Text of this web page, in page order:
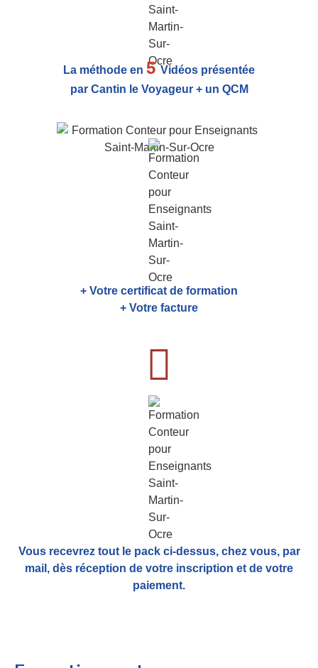
La méthode en 5Vidéos présentée
par Cantin le Voyageur + un QCM
+ Votre certificat de formation
+ Votre facture
Vous recevrez tout le pack ci-dessus, chez vous, par
mail, dès réception de votre inscription et de votre
paiement.